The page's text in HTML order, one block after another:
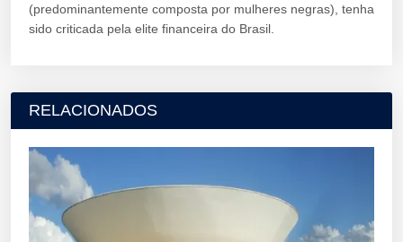
(predominantemente composta por mulheres negras), tenha
sido criticada pela elite financeira do Brasil.
RELACIONADOS